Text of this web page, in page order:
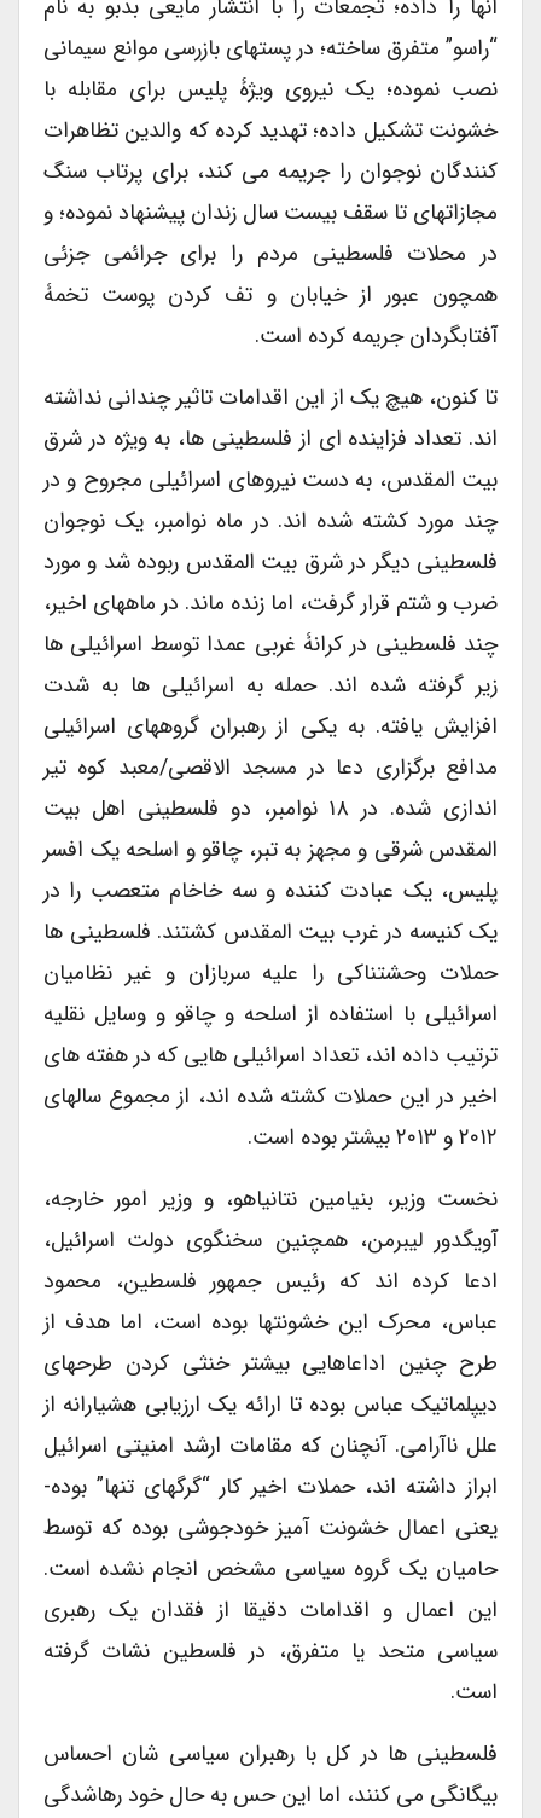
آنها را داده؛ تجمعات را با انتشار مایعی بدبو به نام
“راسو” متفرق ساخته؛ در پستهای بازرسی موانع سیمانی
نصب نموده؛ یک نیروی ویژۀ پلیس برای مقابله با
خشونت تشکیل داده؛ تهدید کرده که والدین تظاهرات
کنندگان نوجوان را جریمه می کند، برای پرتاب سنگ
مجازاتهای تا سقف بیست سال زندان پیشنهاد نموده؛ و
در محلات فلسطینی مردم را برای جرائمی جزئی
همچون عبور از خیابان و تف کردن پوست تخمۀ
آفتابگردان جریمه کرده است.
تا کنون، هیچ یک از این اقدامات تاثیر چندانی نداشته
اند. تعداد فزاینده ای از فلسطینی ها، به ویژه در شرق
بیت المقدس، به دست نیروهای اسرائیلی مجروح و در
چند مورد کشته شده اند. در ماه نوامبر، یک نوجوان
فلسطینی دیگر در شرق بیت المقدس ربوده شد و مورد
ضرب و شتم قرار گرفت، اما زنده ماند. در ماههای اخیر،
چند فلسطینی در کرانۀ غربی عمدا توسط اسرائیلی ها
زیر گرفته شده اند. حمله به اسرائیلی ها به شدت
افزایش یافته. به یکی از رهبران گروههای اسرائیلی
مدافع برگزاری دعا در مسجد الاقصی/معبد کوه تیر
اندازی شده. در ۱۸ نوامبر، دو فلسطینی اهل بیت
المقدس شرقی و مجهز به تبر، چاقو و اسلحه یک افسر
پلیس، یک عبادت کننده و سه خاخام متعصب را در
یک کنیسه در غرب بیت المقدس کشتند. فلسطینی ها
حملات وحشتناکی را علیه سربازان و غیر نظامیان
اسرائیلی با استفاده از اسلحه و چاقو و وسایل نقلیه
ترتیب داده اند، تعداد اسرائیلی هایی که در هفته های
اخیر در این حملات کشته شده اند، از مجموع سالهای
۲۰۱۲ و ۲۰۱۳ بیشتر بوده است.
نخست وزیر، بنیامین نتانیاهو، و وزیر امور خارجه،
آویگدور لیبرمن، همچنین سخنگوی دولت اسرائیل،
ادعا کرده اند که رئیس جمهور فلسطین، محمود
عباس، محرک این خشونتها بوده است، اما هدف از
طرح چنین اداعاهایی بیشتر خنثی کردن طرحهای
دیپلماتیک عباس بوده تا ارائه یک ارزیابی هشیارانه از
علل ناآرامی. آنچنان که مقامات ارشد امنیتی اسرائیل
ابراز داشته اند، حملات اخیر کار “گرگهای تنها” بوده-
یعنی اعمال خشونت آمیز خودجوشی بوده که توسط
حامیان یک گروه سیاسی مشخص انجام نشده است.
این اعمال و اقدامات دقیقا از فقدان یک رهبری
سیاسی متحد یا متفرق، در فلسطین نشات گرفته
است.
فلسطینی ها در کل با رهبران سیاسی شان احساس
بیگانگی می کنند، اما این حس به حال خود رهاشدگی